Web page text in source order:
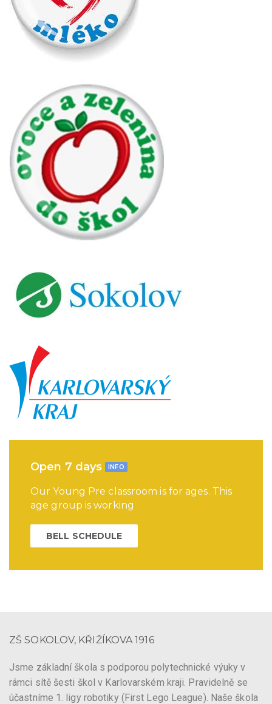
Open 7 days INFO
Our Young Pre classroom is for ages. This
age group is working
BELL SCHEDULE
ZŠ SOKOLOV, KŘIŽÍKOVA 1916
Jsme základní škola s podporou polytechnické výuky v
rámci sítě šesti škol v Karlovarském kraji. Pravidelně se
účastníme 1. ligy robotiky (First Lego League). Naše škola